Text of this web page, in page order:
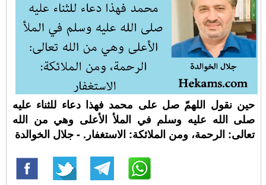
حين نقول اللهمّ صل على محمد فهذا دعاء للثناء عليه
صلى الله عليه وسلم في الملأ الأعلى وهي من الله
تعالى: الرحمة، ومن الملائكة: الاستغفار. - جلال الخوالدة